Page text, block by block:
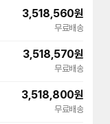
3,518,560원
무료배송
3,518,570원
무료배송
3,518,800원
무료배송